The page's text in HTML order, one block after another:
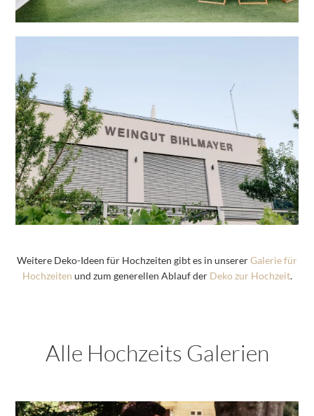
Weitere Deko-Ideen für Hochzeiten gibt es in unsererGalerie für
Hochzeiten und zum generellen Ablauf der Deko zur Hochzeit.
Alle Hochzeits Galerien